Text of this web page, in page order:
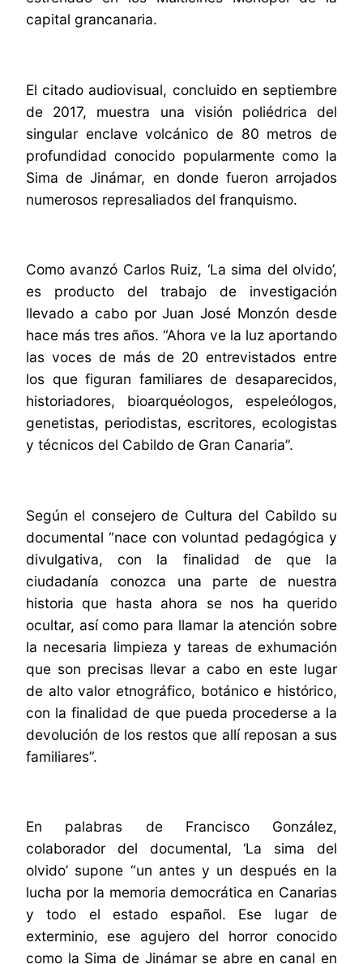
capital grancanaria.
El citado audiovisual, concluido en septiembre
de 2017, muestra una visión poliédrica del
singular enclave volcánico de 80 metros de
profundidad conocido popularmente como la
Sima de Jinámar, en donde fueron arrojados
numerosos represaliados del franquismo.
Como avanzó Carlos Ruiz, ‘La sima del olvido’,
es producto del trabajo de investigación
llevado a cabo por Juan José Monzón desde
hace más tres años. “Ahora ve la luz aportando
las voces de más de 20 entrevistados entre
los que figuran familiares de desaparecidos,
historiadores, bioarquéologos, espeleólogos,
genetistas, periodistas, escritores, ecologistas
y técnicos del Cabildo de Gran Canaria”.
Según el consejero de Cultura del Cabildo su
documental “nace con voluntad pedagógica y
divulgativa, con la finalidad de que la
ciudadanía conozca una parte de nuestra
historia que hasta ahora se nos ha querido
ocultar, así como para llamar la atención sobre
la necesaria limpieza y tareas de exhumación
que son precisas llevar a cabo en este lugar
de alto valor etnográfico, botánico e histórico,
con la finalidad de que pueda procederse a la
devolución de los restos que allí reposan a sus
familiares”.
En palabras de Francisco González,
colaborador del documental, ‘La sima del
olvido’ supone “un antes y un después en la
lucha por la memoria democrática en Canarias
y todo el estado español. Ese lugar de
exterminio, ese agujero del horror conocido
como la Sima de Jinámar se abre en canal en